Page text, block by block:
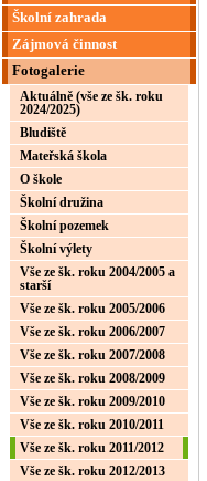
Školní zahrada
Zájmová činnost
Fotogalerie
Aktuálně (vše ze šk. roku
2024/2025)
Bludiště
Mateřská škola
O škole
Školní družina
Školní pozemek
Školní výlety
Vše ze šk. roku 2004/2005 a
starší
Vše ze šk. roku 2005/2006
Vše ze šk. roku 2006/2007
Vše ze šk. roku 2007/2008
Vše ze šk. roku 2008/2009
Vše ze šk. roku 2009/2010
Vše ze šk. roku 2010/2011
Vše ze šk. roku 2011/2012
Vše ze šk. roku 2012/2013